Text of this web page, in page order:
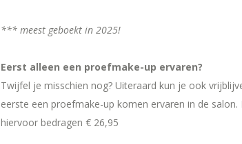
*** meest geboekt in 2025!
Eerst alleen een proefmake-up ervaren?
Twijfel je misschien nog? Uiteraard kun je ook
eerste een proefmake-up komen ervaren in de salon.
hiervoor bedragen € 26,95